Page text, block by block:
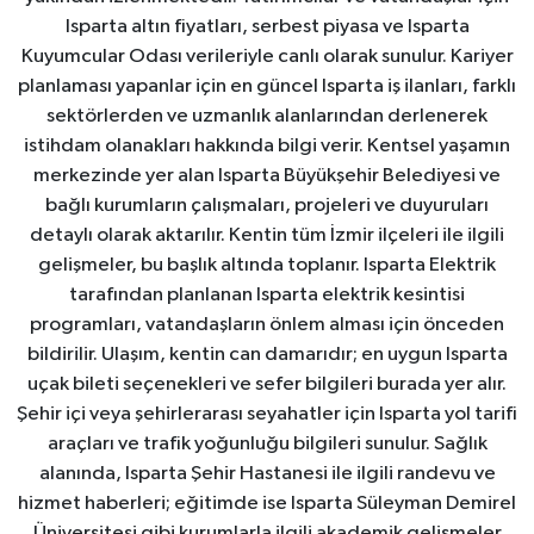
Isparta altın fiyatları, serbest piyasa ve Isparta
Kuyumcular Odası verileriyle canlı olarak sunulur. Kariyer
planlaması yapanlar için en güncel Isparta iş ilanları, farklı
sektörlerden ve uzmanlık alanlarından derlenerek
istihdam olanakları hakkında bilgi verir. Kentsel yaşamın
merkezinde yer alan Isparta Büyükşehir Belediyesi ve
bağlı kurumların çalışmaları, projeleri ve duyuruları
detaylı olarak aktarılır. Kentin tüm İzmir ilçeleri ile ilgili
gelişmeler, bu başlık altında toplanır. Isparta Elektrik
tarafından planlanan Isparta elektrik kesintisi
programları, vatandaşların önlem alması için önceden
bildirilir. Ulaşım, kentin can damarıdır; en uygun Isparta
uçak bileti seçenekleri ve sefer bilgileri burada yer alır.
Şehir içi veya şehirlerarası seyahatler için Isparta yol tarifi
araçları ve trafik yoğunluğu bilgileri sunulur. Sağlık
alanında, Isparta Şehir Hastanesi ile ilgili randevu ve
hizmet haberleri; eğitimde ise Isparta Süleyman Demirel